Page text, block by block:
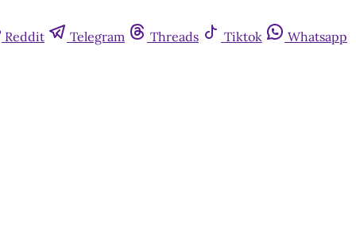
Reddit Telegram Threads Tiktok
Whatsapp